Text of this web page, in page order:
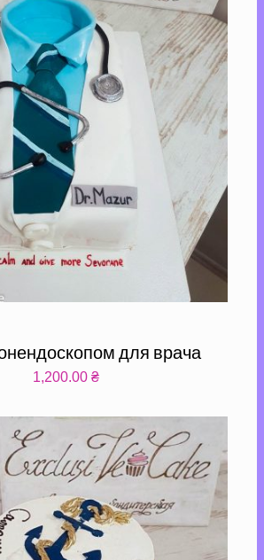
для врача
1,200.00 ₴